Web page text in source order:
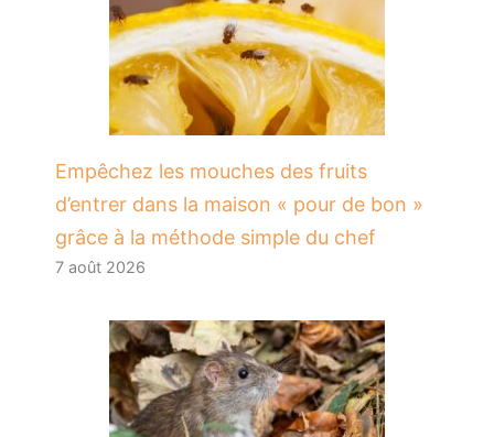
​Empêchez les mouches des fruits
d’entrer dans la maison « pour de bon »
grâce à la méthode simple du chef
7 août 2026